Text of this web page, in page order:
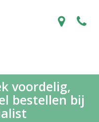
voordelig,
bestellen bij